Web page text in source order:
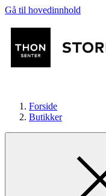
Gå til hovedinnhold
Mat og drikke
Forside
Butikker